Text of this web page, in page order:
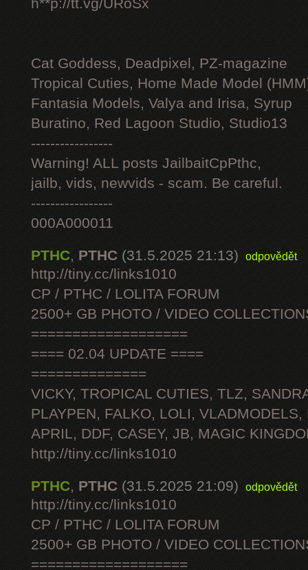
h**p://tt.vg/URoSx
Cat Goddess, Deadpixel, PZ-magazine
Tropical Cuties, Home Made Model
Fantasia Models, Valya and Irisa, Syrup
Buratino, Red Lagoon Studio, Studio13
-----------------
Warning! ALL posts JailbaitCpPthc,
jailb, vids, newvids - scam. Be careful.
-----------------
000A000011
PTHC, PTHC (31.5.2025 21:13) odpovědět
http://tiny.cc/links1010
CP / PTHC / LOLITA FORUM
2500+ GB PHOTO / VIDEO
===================
==== 02.04 UPDATE ====
==============
VICKY, TROPICAL CUTIES, TLZ,
PLAYPEN, FALKO, LOLI, VLADMODELS,
APRIL, DDF, CASEY, JB, MAGIC
http://tiny.cc/links1010
PTHC, PTHC (31.5.2025 21:09) odpovědět
http://tiny.cc/links1010
CP / PTHC / LOLITA FORUM
2500+ GB PHOTO / VIDEO
===================